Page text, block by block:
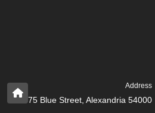
Address
75 Blue Street, Alexandria 54000